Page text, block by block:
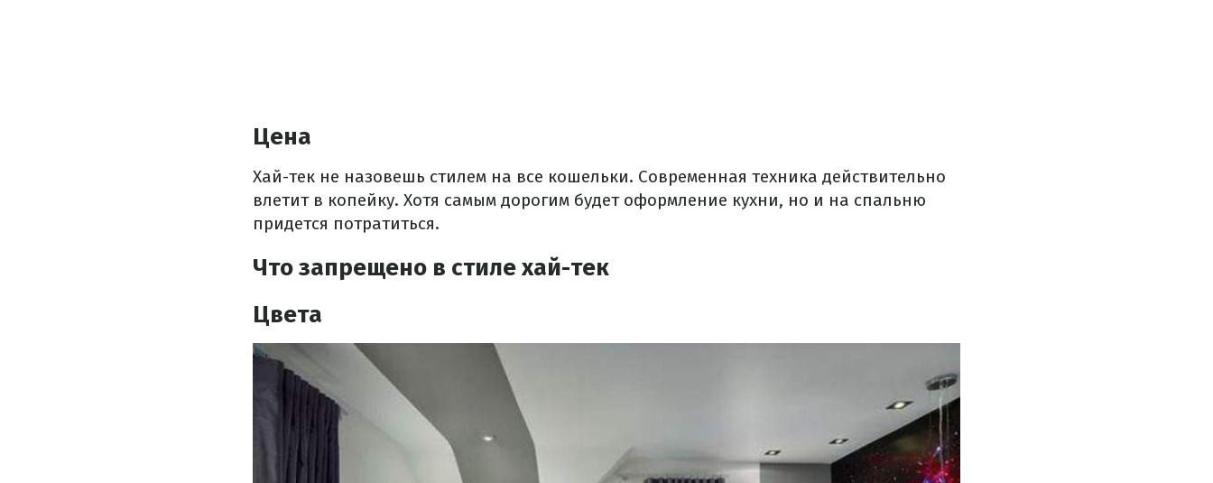
Цена
Хай-тек не назовешь стилем на все кошельки. Современная техника действительно
влетит в копейку. Хотя самым дорогим будет оформление кухни, но и на спальню
придется потратиться.
Что запрещено в стиле хай-тек
Цвета